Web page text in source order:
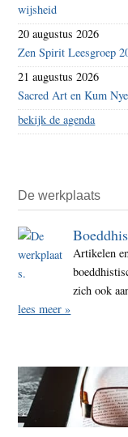
wijsheid
20 augustus 2026
Zen Spirit Leesgroep
21 augustus 2026
Sacred Art en Kum
bekijk de agenda
De werkplaats
Artikelen
zich ook
lees meer »